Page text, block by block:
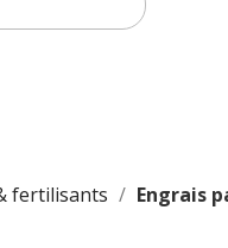
fertilisants Engrais